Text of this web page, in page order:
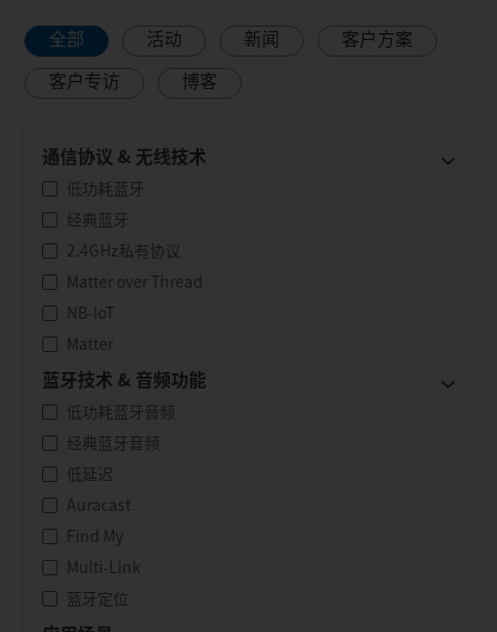
全部 活动 新闻 客户方案
客户专访 博客
通信协议 & 无线技术
低功耗蓝牙
经典蓝牙
2.4GHz私有协议
Matter over Thread
NB-IoT
Matter
蓝牙技术 & 音频功能
低功耗蓝牙音频
经典蓝牙音频
低延迟
Auracast
Find My
Multi-Link
蓝牙定位